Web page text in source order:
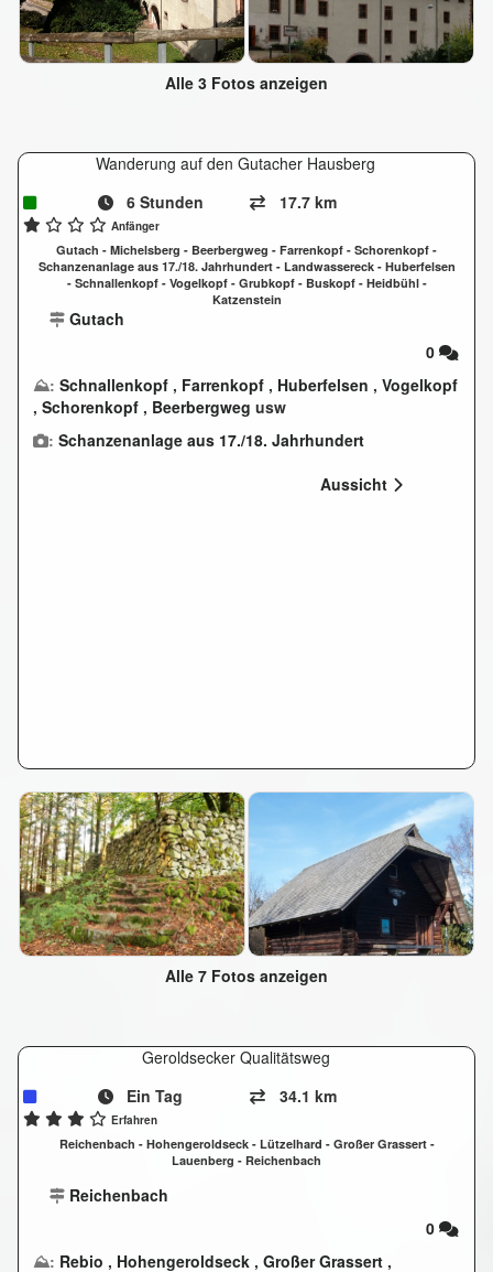
Alle 3 Fotos anzeigen
Wanderung auf den Gutacher Hausberg
6 Stunden
17.7 km
Anfänger
Gutach - Michelsberg - Beerbergweg - Farrenkopf - Schorenkopf -
Schanzenanlage aus 17./18. Jahrhundert - Landwassereck - Huberfelsen
- Schnallenkopf - Vogelkopf - Grubkopf - Buskopf - Heidbühl -
Katzenstein
Gutach
0
⛰: Schnallenkopf , Farrenkopf , Huberfelsen , Vogelkopf
, Schorenkopf , Beerbergweg usw
: Schanzenanlage aus 17./18. Jahrhundert
Aussicht
Alle 7 Fotos anzeigen
Geroldsecker Qualitätsweg
Ein Tag
34.1 km
Erfahren
Reichenbach - Hohengeroldseck - Lützelhard - Großer Grassert -
Lauenberg - Reichenbach
Reichenbach
0
⛰: Rebio , Hohengeroldseck , Großer Grassert ,